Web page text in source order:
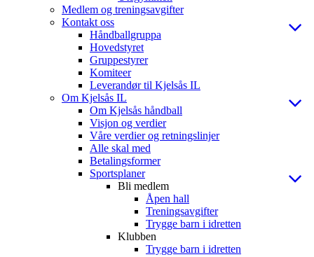
Medlem og treningsavgifter
Kontakt oss
Håndballgruppa
Hovedstyret
Gruppestyrer
Komiteer
Leverandør til Kjelsås IL
Om Kjelsås IL
Om Kjelsås håndball
Visjon og verdier
Våre verdier og retningslinjer
Alle skal med
Betalingsformer
Sportsplaner
Bli medlem
Åpen hall
Treningsavgifter
Trygge barn i idretten
Klubben
Trygge barn i idretten